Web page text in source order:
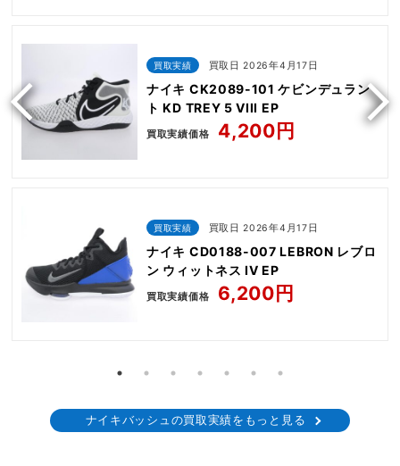
買取実績 買取日 2026年4月17日
ナイキ CK2089-101 ケビンデュラン
ト KD TREY 5 VIII EP
買取実績価格 4,200円
買取実績 買取日 2026年4月17日
ナイキ CD0188-007 LEBRON レブロ
ン ウィットネス IV EP
買取実績価格 6,200円
ナイキバッシュの買取実績をもっと見る